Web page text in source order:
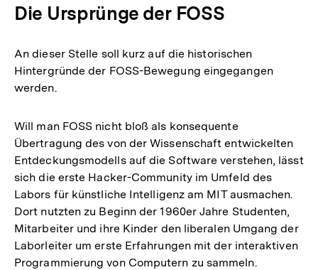
Die Ursprünge der FOSS
An dieser Stelle soll kurz auf die historischen
Hintergründe der FOSS-Bewegung eingegangen
werden.
Will man FOSS nicht bloß als konsequente
Übertragung des von der Wissenschaft entwickelten
Entdeckungsmodells auf die Software verstehen, lässt
sich die erste Hacker-Community im Umfeld des
Labors für künstliche Intelligenz am MIT ausmachen.
Dort nutzten zu Beginn der 1960er Jahre Studenten,
Mitarbeiter und ihre Kinder den liberalen Umgang der
Laborleiter um erste Erfahrungen mit der interaktiven
Programmierung von Computern zu sammeln.